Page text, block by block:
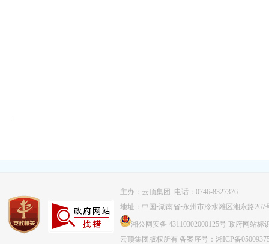
主办：云顶集团 电话：0746-8327376
地址：中国•湖南省•永州市冷水滩区湘永路267
湘公网安备 43110302000125号 政府网站标
云顶集团版权所有 备案序号：湘ICP备